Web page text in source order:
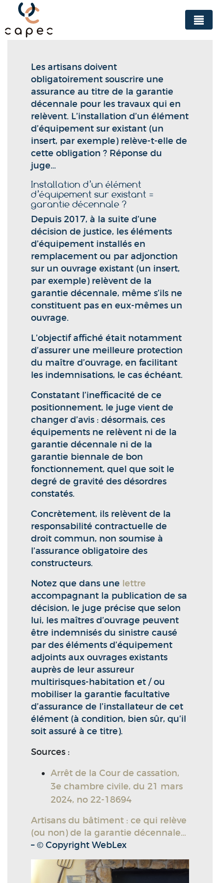
Panneau de gestion des cookies
Les artisans doivent
obligatoirement souscrire une
assurance au titre de la garantie
décennale pour les travaux qui en
relèvent. L’installation d’un élément
d’équipement sur existant (un
insert, par exemple) relève-t-elle de
cette obligation ? Réponse du
juge…
Installation d’un élément
d’équipement sur existant =
garantie décennale ?
Depuis 2017, à la suite d’une
décision de justice, les éléments
d’équipement installés en
remplacement ou par adjonction
sur un ouvrage existant (un insert,
par exemple) relèvent de la
garantie décennale, même s’ils ne
constituent pas en eux-mêmes un
ouvrage.
L’objectif affiché était notamment
d’assurer une meilleure protection
du maître d’ouvrage, en facilitant
les indemnisations, le cas échéant.
Constatant l’inefficacité de ce
positionnement, le juge vient de
changer d’avis : désormais, ces
équipements ne relèvent ni de la
garantie décennale ni de la
garantie biennale de bon
fonctionnement, quel que soit le
degré de gravité des désordres
constatés.
Concrètement, ils relèvent de la
responsabilité contractuelle de
droit commun, non soumise à
l’assurance obligatoire des
constructeurs.
Notez que dans une lettre
accompagnant la publication de sa
décision, le juge précise que selon
lui, les maîtres d’ouvrage peuvent
être indemnisés du sinistre causé
par des éléments d’équipement
adjoints aux ouvrages existants
auprès de leur assureur
multirisques-habitation et / ou
mobiliser la garantie facultative
d’assurance de l’installateur de cet
élément (à condition, bien sûr, qu’il
soit assuré à ce titre).
Sources :
Arrêt de la Cour de cassation,
3e chambre civile, du 21 mars
2024, no 22-18694
Artisans du bâtiment : ce qui relève
(ou non) de la garantie décennale…
– © Copyright WebLex